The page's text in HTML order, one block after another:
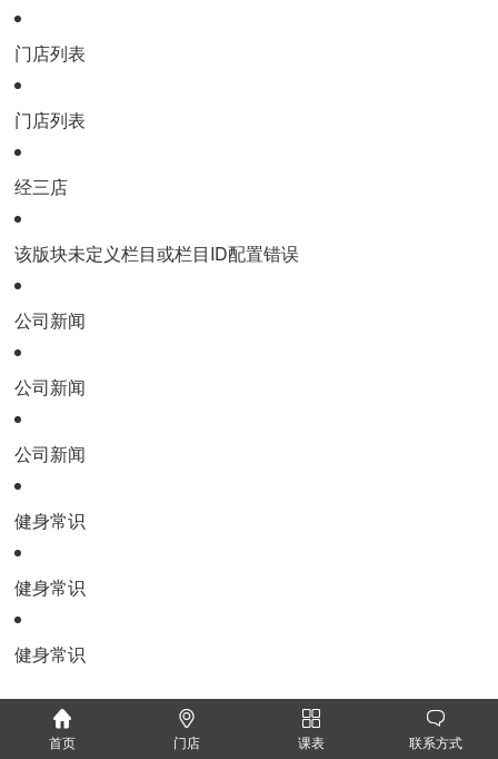
门店列表
门店列表
经三店
该版块未定义栏目或栏目ID配置错误
公司新闻
公司新闻
公司新闻
健身常识
健身常识
健身常识
首页 门店 课表 联系方式